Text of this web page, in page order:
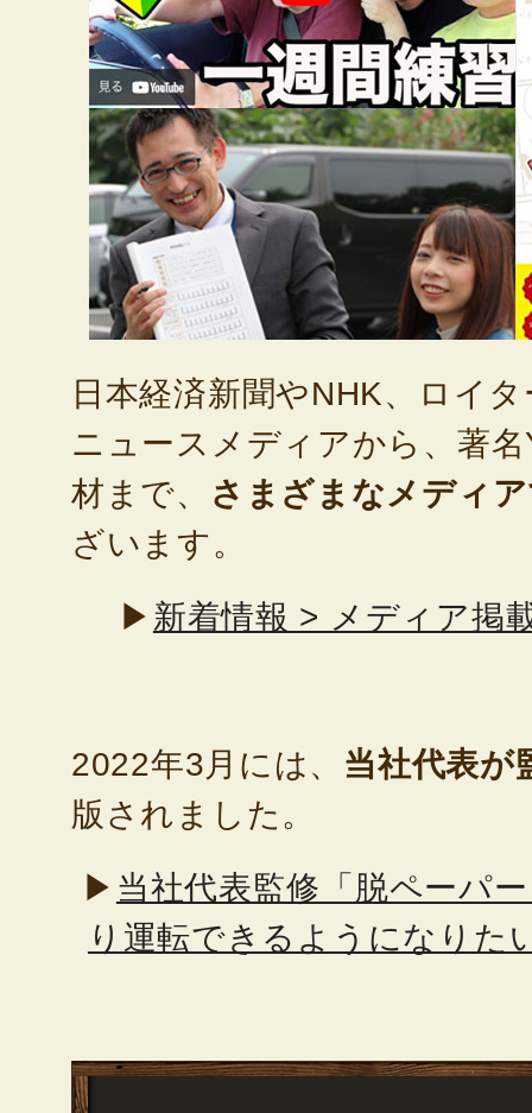
日本経済新聞やNHK、ロイ
ニュースメディアから、著
材まで、
さまざまなメディ
ざいます。
▶ 新着情報 > メディア掲
2022年3月には、 当社代表が
版されました。
▶ 当社代表監修「脱ペーパ
り運転できるようになりた